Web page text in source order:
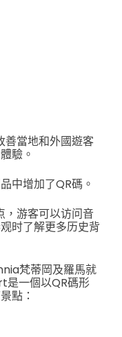
善當地和外國遊客
驗。
中增加了QR碼。
，游客可以访问音
时了解更多历史背
梵蒂岡及羅馬就
是一個以QR碼形
點：